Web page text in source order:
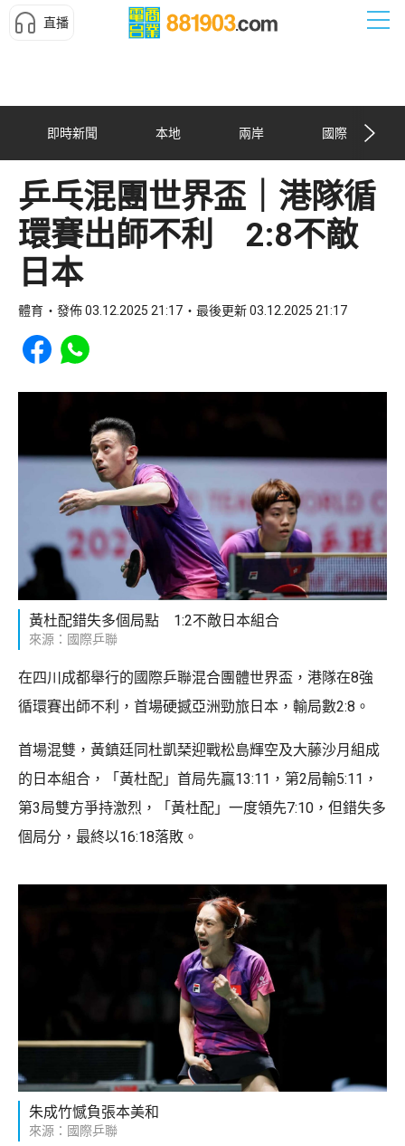
直播
即時新聞 本地 兩岸 國際
乒乓混團世界盃｜港隊循
環賽出師不利 2:8不敵
日本
體育 發佈 03.12.2025 21:17 最後更新 03.12.2025 21:17
Share to Facebook
Share to WhatsApp
黃杜配錯失多個局點 1:2不敵日本組合
來源：國際乒聯
在四川成都舉行的國際乒聯混合團體世界盃，港隊在8強
循環賽出師不利，首場硬撼亞洲勁旅日本，輸局數2:8。
首場混雙，黃鎮廷同杜凱琹迎戰松島輝空及大藤沙月組成
的日本組合，「黃杜配」首局先贏13:11，第2局輸5:11，
第3局雙方爭持激烈，「黃杜配」一度領先7:10，但錯失多
個局分，最終以16:18落敗。
朱成竹憾負張本美和
來源：國際乒聯